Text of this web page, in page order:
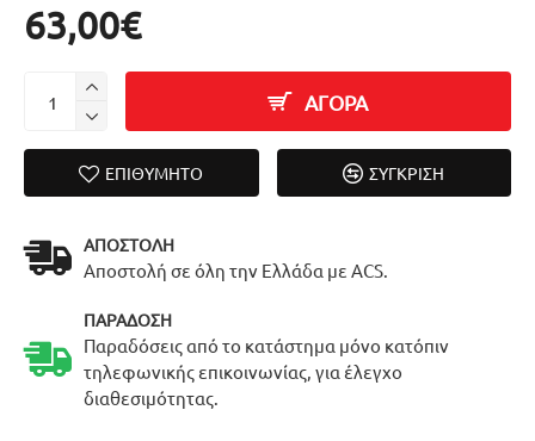
63,00€
ΑΓΟΡΑ
ΕΠΙΘΥΜΗΤΌ ΣΎΓΚΡΙΣΗ
ΑΠΟΣΤΟΛΉ
Αποστολή σε όλη την Ελλάδα με ACS.
ΠΑΡΆΔΟΣΗ
Παραδόσεις από το κατάστημα μόνο κατόπιν
τηλεφωνικής επικοινωνίας, για έλεγχο
διαθεσιμότητας.